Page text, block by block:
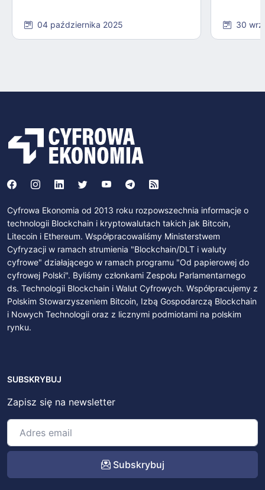
04 października 2025 30
Cyfrowa Ekonomia od 2013 roku rozpowszechnia informacje o
technologii Blockchain i kryptowalutach takich jak Bitcoin,
Litecoin i Ethereum. Współpracowaliśmy Ministerstwem
Cyfryzacji w ramach strumienia "Blockchain/DLT i waluty
cyfrowe" działającego w ramach programu "Od papierowej do
cyfrowej Polski". Byliśmy członkami Zespołu Parlamentarnego
ds. Technologii Blockchain i Walut Cyfrowych. Współpracujemy z
Polskim Stowarzyszeniem Bitcoin, Izbą Gospodarczą Blockchain
i Nowych Technologii oraz z licznymi podmiotami na polskim
rynku.
SUBSKRYBUJ
Zapisz się na newsletter
Subskrybuj